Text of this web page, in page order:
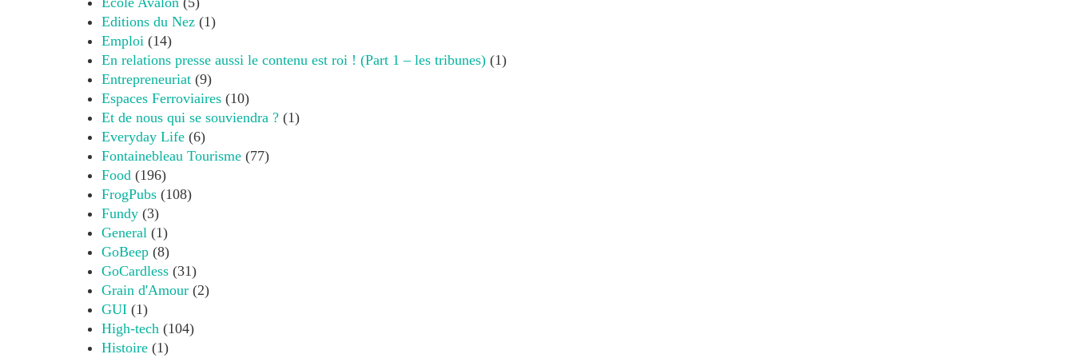
Editions du Nez (1)
Emploi (14)
En relations presse aussi le contenu est roi ! (Part 1 – les tribunes) (1)
Entrepreneuriat (9)
Espaces Ferroviaires (10)
Et de nous qui se souviendra ? (1)
Everyday Life (6)
Fontainebleau Tourisme (77)
Food (196)
FrogPubs (108)
Fundy (3)
General (1)
GoBeep (8)
GoCardless (31)
Grain d'Amour (2)
GUI (1)
High-tech (104)
Histoire (1)